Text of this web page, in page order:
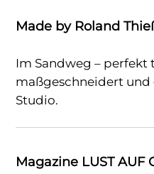
Made by Roland
Im Sandweg – perfekt
maßgeschneidert
Studio.
Magazine LUST AUF